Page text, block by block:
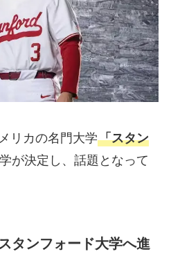
リカの名門大学「スタン
が決定し、話題となって
タンフォード大学へ進